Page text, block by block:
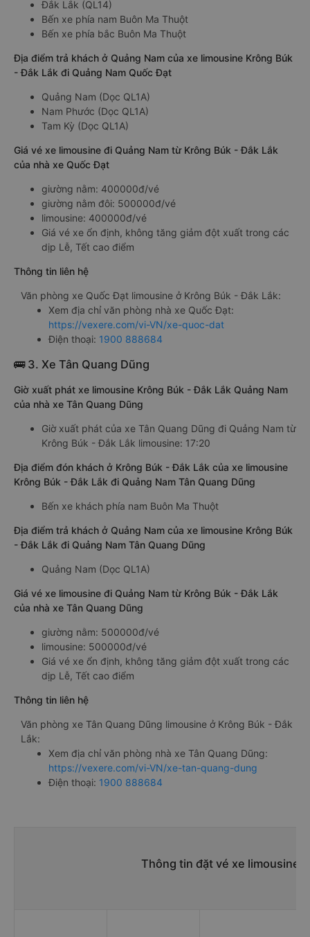
Đắk Lắk (QL14)
Bến xe phía nam Buôn Ma Thuột
Bến xe phía bắc Buôn Ma Thuột
Địa điểm trả khách ở Quảng Nam của xe limousine Krông Búk
- Đắk Lắk đi Quảng Nam Quốc Đạt
Quảng Nam (Dọc QL1A)
Nam Phước (Dọc QL1A)
Tam Kỳ (Dọc QL1A)
Giá vé xe limousine đi Quảng Nam từ Krông Búk - Đắk Lắk
của nhà xe Quốc Đạt
giường nằm: 400000đ/vé
giường nằm đôi: 500000đ/vé
limousine: 400000đ/vé
Giá vé xe ổn định, không tăng giảm đột xuất trong các
dịp Lễ, Tết cao điểm
Thông tin liên hệ
Văn phòng xe Quốc Đạt limousine ở Krông Búk - Đắk Lắk:
Xem địa chỉ văn phòng nhà xe Quốc Đạt:
https://vexere.com/vi-VN/xe-quoc-dat
Điện thoại: 1900 888684
🚌 3. Xe Tân Quang Dũng
Giờ xuất phát xe limousine Krông Búk - Đắk Lắk Quảng Nam
của nhà xe Tân Quang Dũng
Giờ xuất phát của xe Tân Quang Dũng đi Quảng Nam từ
Krông Búk - Đắk Lắk limousine: 17:20
Địa điểm đón khách ở Krông Búk - Đắk Lắk của xe limousine
Krông Búk - Đắk Lắk đi Quảng Nam Tân Quang Dũng
Bến xe khách phía nam Buôn Ma Thuột
Địa điểm trả khách ở Quảng Nam của xe limousine Krông Búk
- Đắk Lắk đi Quảng Nam Tân Quang Dũng
Quảng Nam (Dọc QL1A)
Giá vé xe limousine đi Quảng Nam từ Krông Búk - Đắk Lắk
của nhà xe Tân Quang Dũng
giường nằm: 500000đ/vé
limousine: 500000đ/vé
Giá vé xe ổn định, không tăng giảm đột xuất trong các
dịp Lễ, Tết cao điểm
Thông tin liên hệ
Văn phòng xe Tân Quang Dũng limousine ở Krông Búk - Đắk
Lắk:
Xem địa chỉ văn phòng nhà xe Tân Quang Dũng:
https://vexere.com/vi-VN/xe-tan-quang-dung
Điện thoại: 1900 888684
Thông tin đặt vé xe limousine